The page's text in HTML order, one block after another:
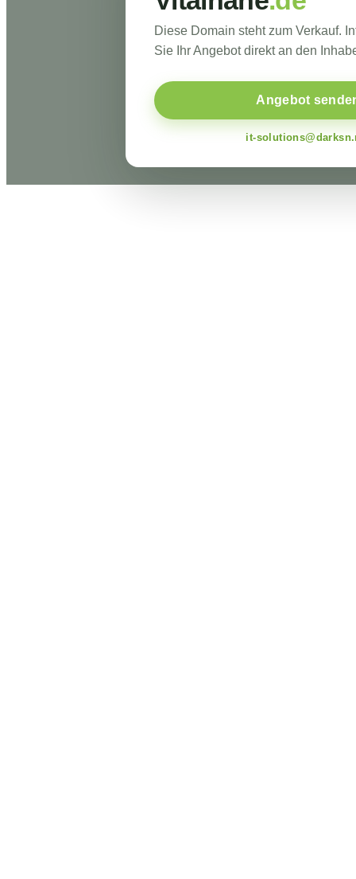
Diese Domain steht zum Verkauf.
Sie Ihr Angebot direkt an den
Angebot
it-